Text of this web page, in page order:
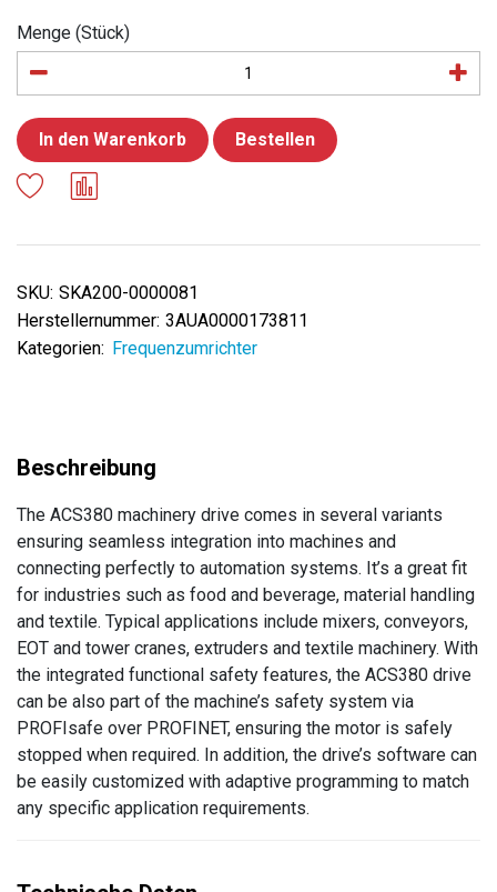
Menge (Stück)
In den Warenkorb Bestellen
SKU: SKA200-0000081
Herstellernummer: 3AUA0000173811
Kategorien: Frequenzumrichter
The ACS380 machinery drive comes in several variants
ensuring seamless integration into machines and
connecting perfectly to automation systems. It’s a great fit
for industries such as food and beverage, material handling
and textile. Typical applications include mixers, conveyors,
EOT and tower cranes, extruders and textile machinery. With
the integrated functional safety features, the ACS380 drive
can be also part of the machine’s safety system via
PROFIsafe over PROFINET, ensuring the motor is safely
stopped when required. In addition, the drive’s software can
be easily customized with adaptive programming to match
any specific application requirements.